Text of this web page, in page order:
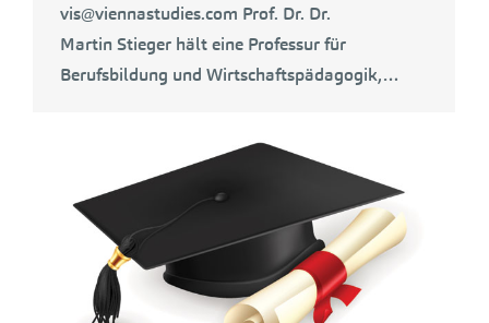
vis@viennastudies.com Prof. Dr. Dr.
Martin Stieger hält eine Professur für
Berufsbildung und Wirtschaftspädagogik,…